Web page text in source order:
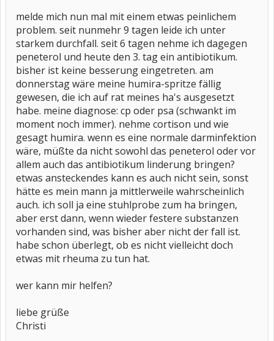
melde mich nun mal mit einem etwas peinlichem
problem. seit nunmehr 9 tagen leide ich unter
starkem durchfall. seit 6 tagen nehme ich dagegen
peneterol und heute den 3. tag ein antibiotikum.
bisher ist keine besserung eingetreten. am
donnerstag wäre meine humira-spritze fällig
gewesen, die ich auf rat meines ha's ausgesetzt
habe. meine diagnose: cp oder psa (schwankt im
moment noch immer). nehme cortison und wie
gesagt humira. wenn es eine normale darminfektion
wäre, müßte da nicht sowohl das peneterol oder vor
allem auch das antibiotikum linderung bringen?
etwas ansteckendes kann es auch nicht sein, sonst
hätte es mein mann ja mittlerweile wahrscheinlich
auch. ich soll ja eine stuhlprobe zum ha bringen,
aber erst dann, wenn wieder festere substanzen
vorhanden sind, was bisher aber nicht der fall ist.
habe schon überlegt, ob es nicht vielleicht doch
etwas mit rheuma zu tun hat.
wer kann mir helfen?
liebe grüße
Christi